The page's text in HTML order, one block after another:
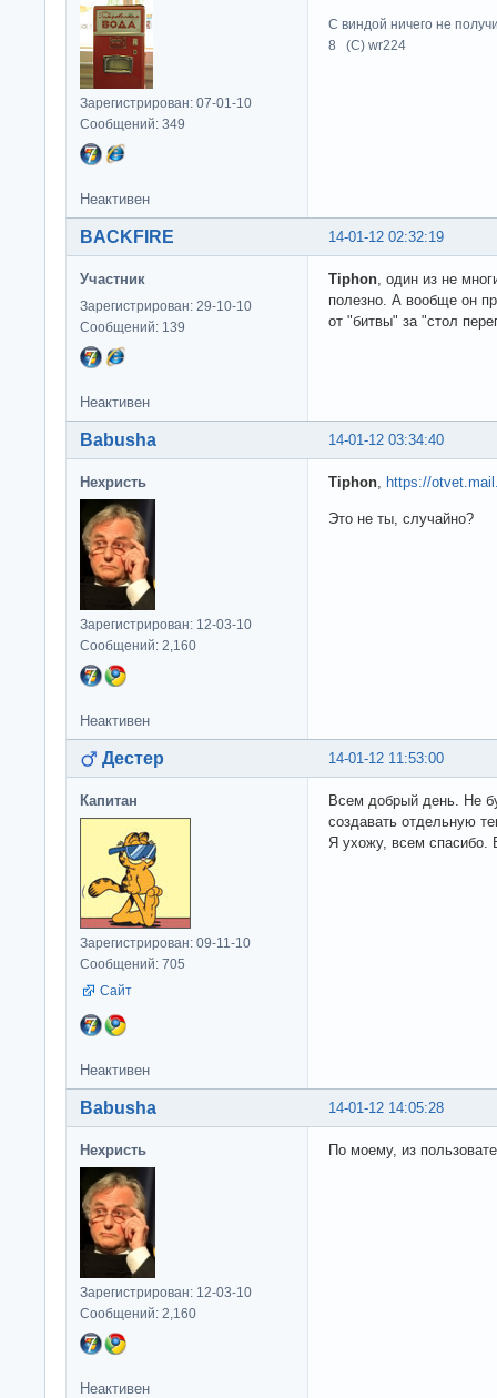
Зарегистрирован: 07-01-10
Сообщений: 349
С виндой ничего не
8 (C) wr224
Неактивен
14-01-12 02:32:19
BACKFIRE
Участник
Зарегистрирован: 29-10-10
Сообщений: 139
Tiphon , один из не
полезно. А вообще он
от "битвы" за "стол
Неактивен
14-01-12 03:34:40
Babusha
Нехристь
Зарегистрирован: 12-03-10
Сообщений: 2,160
Tiphon https://
Это не ты, случайно?
Неактивен
14-01-12 11:53:00
Дестер
Капитан
Зарегистрирован: 09-11-10
Сообщений: 705
Сайт
Всем добрый день. Не
создавать отдельную
Я ухожу, всем спасибо.
Неактивен
14-01-12 14:05:28
Babusha
Нехристь
Зарегистрирован: 12-03-10
Сообщений: 2,160
По моему, из
Неактивен